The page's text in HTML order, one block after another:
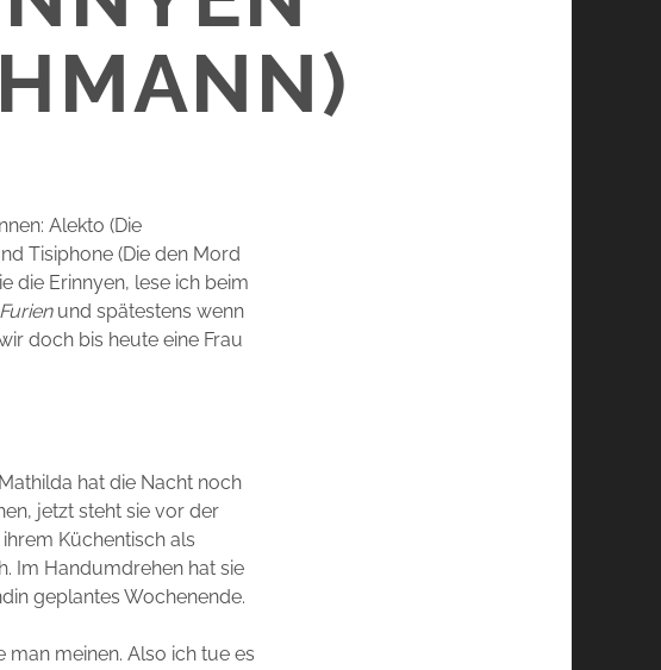
Alekto (Die
Tisiphone (Die den Mord
die Erinnyen, lese ich beim
und spätestens wenn
doch bis heute eine Frau
hat die Nacht noch
jetzt steht sie vor der
Küchentisch als
Im Handumdrehen hat sie
geplantes Wochenende.
man meinen. Also ich tue es